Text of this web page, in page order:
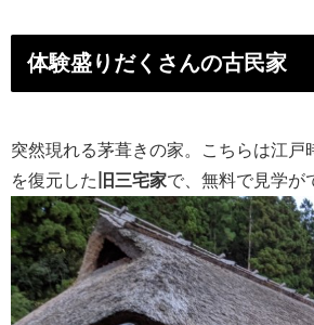
体験盛りだくさんの古民家
突然現れる茅葺きの家。こちらは江戸
を復元した 旧三宅家で、無料で見学が